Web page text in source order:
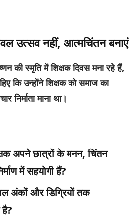
उत्सव नहीं, आत्मचिंतन बनाएं
की स्मृति में शिक्षक दिवस मना रहे हैं,
कि उन्होंने शिक्षक को समाज का
निर्माता माना था।
अपने छात्रों के मनन, चिंतन
में सहयोगी हैं?
अंकों और डिग्रियों तक
है?